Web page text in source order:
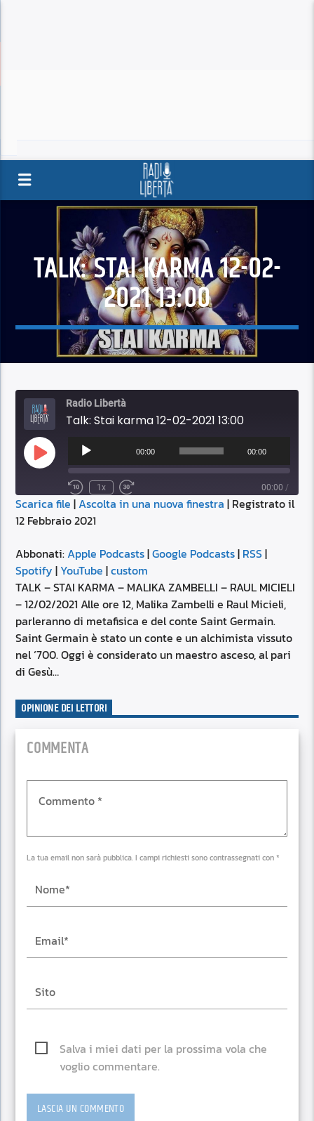
TALK: STAI KARMA 12-02-
2021 13:00
Radio Libertà
Talk: Stai karma 12-02-2021 13:00
Play
Episode
Audio
Player
00:00 00:00
1x 00:00 /
SUBSCRIBE SHARE
Apple Podcasts
YouTube
RSS FEED
SHARE
LINK
EMBED
Scarica file |Ascolta in una nuova finestra | Registrato il
12 Febbraio 2021
Abbonati:Apple Podcasts|Google Podcasts| RSS|
Spotify | YouTube |custom
TALK – STAI KARMA – MALIKA ZAMBELLI – RAUL MICIELI
– 12/02/2021 Alle ore 12, Malika Zambelli e Raul Micieli,
parleranno di metafisica e del conte Saint Germain.
Saint Germain è stato un conte e un alchimista vissuto
nel ‘700. Oggi è considerato un maestro asceso, al pari
di Gesù…
OPINIONE DEI LETTORI
COMMENTA
La tua email non sarà pubblica. I campi richiesti sono contrassegnati con *
Salva i miei dati per la prossima vola che
voglio commentare.